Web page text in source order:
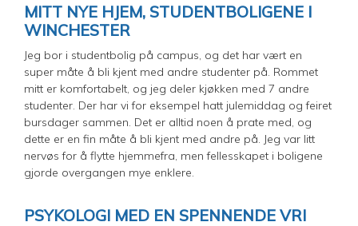
MITT NYE HJEM, STUDENTBOLIGENE I
WINCHESTER
Jeg bor i studentbolig på campus, og det har vært en
super måte å bli kjent med andre studenter på. Rommet
mitt er komfortabelt, og jeg deler kjøkken med 7 andre
studenter. Der har vi for eksempel hatt julemiddag og feiret
bursdager sammen. Det er alltid noen å prate med, og
dette er en fin måte å bli kjent med andre på. Jeg var litt
nervøs for å flytte hjemmefra, men fellesskapet i boligene
gjorde overgangen mye enklere.
PSYKOLOGI MED EN SPENNENDE VRI